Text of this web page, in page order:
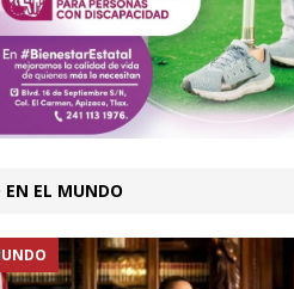
EN EL MUNDO